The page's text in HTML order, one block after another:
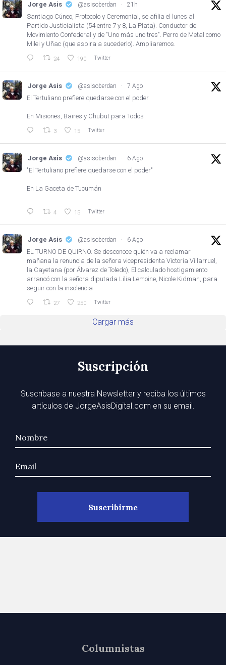
Jorge Asis @asisoberdan · 21h
Santiago Cúneo, Protocolo y Ceremonial, se afilia el lunes al
Partido Justicialista (54 entre 7 y 8, La Plata). Conductor del
Movimiento Confederal y de "Uno más uno tres". Perro de Metal como
Milei y Uñac (que aspira a sucederlo). Ampliaremos.
24 190 Twitter
Jorge Asis @asisoberdan · 7 Ago
El Tertuliano prefiere quedarse con el poder
En Misiones, Baires y Chubut para Todos
3 15 Twitter
Jorge Asis @asisoberdan · 6 Ago
"El Tertuliano prefiere quedarse con el poder"
En La Gaceta de Tucumán
4 15 Twitter
Jorge Asis @asisoberdan · 6 Ago
EL TURNO DE QUIRNO. Se desconoce quién va a reclamar
mañana la renuncia de la señora vicepresidenta Victoria Villarruel,
la Cayetana (por Álvarez de Toledo), El calculado hostigamiento
arrancó con la señora diputada Lilia Lemoine, Nicole Kidman, para
seguir con la insolencia
27 250 Twitter
Cargar más
Suscripción
Suscríbase a nuestra Newsletter y reciba los últimos
artículos de JorgeAsisDigital.com en su email.
Columnistas